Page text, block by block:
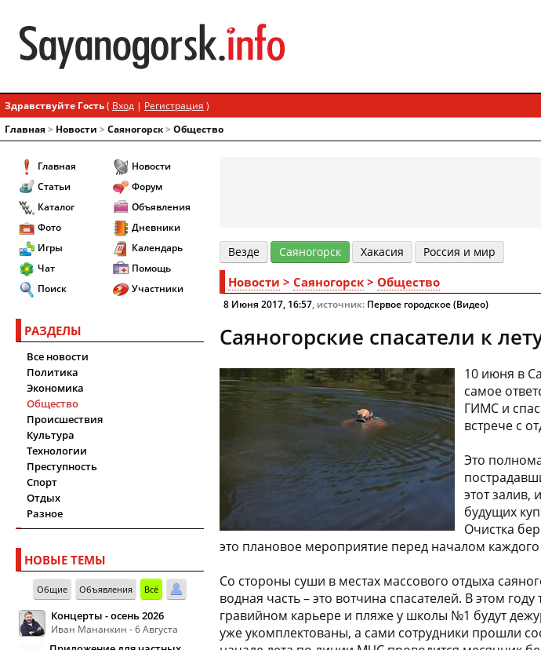
Здравствуйте Гость( Вход | Регистрация )
Главная> Новости > Cаяногорск> Общество
Главная
Статьи
Каталог
Фото
Игры
Чат
Поиск
Новости
Форум
Объявления
Дневники
Календарь
Помощь
Участники
РАЗДЕЛЫ
Все новости
Политика
Экономика
Общество
Происшествия
Культура
Технологии
Преступность
Спорт
Отдых
Разное
НОВЫЕ ТЕМЫ
Общие Объявления Всё
Концерты - осень 2026
Иван Мананкин - 6 Августа
Везде Cаяногорск Хакасия Россия и мир
Новости > Cаяногорск > Общество
8 Июня 2017, 16:57, источник: Первое городское (Видео)
Саяногорские спасатели к
10 июня в
самое
ГИМС и
встрече с
Это
этот залив,
будущих
Очистка
это плановое мероприятие перед началом каждого
Со стороны суши в местах массового отдыха
водная часть – это вотчина спасателей. В этом
гравийном карьере и пляже у школы №1 будут
уже укомплектованы, а сами сотрудники прошли